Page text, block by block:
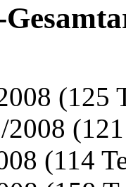
(125
2008
(114